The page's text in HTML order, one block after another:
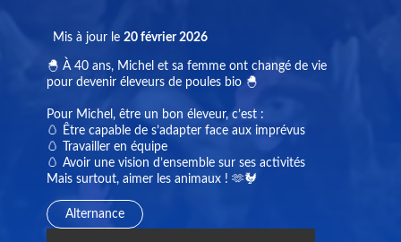
Mis à jour le 20 février 2026
🐣 À 40 ans, Michel et sa femme ont changé de vie
pour devenir éleveurs de poules bio 🐣
Pour Michel, être un bon éleveur, c’est :
🥚 Être capable de s’adapter face aux imprévus
🥚 Travailler en équipe
🥚 Avoir une vision d’ensemble sur ses activités
Mais surtout, aimer les animaux ! 🫶🐓
Alternance